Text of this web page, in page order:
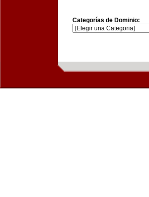
Categorías de Dominio: